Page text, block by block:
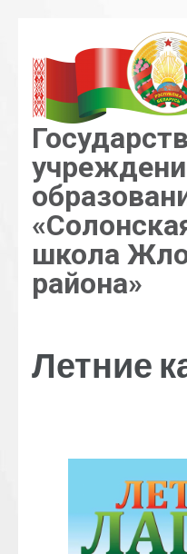
содержимому
(нажмите
Enter)
школа
района»
Летние